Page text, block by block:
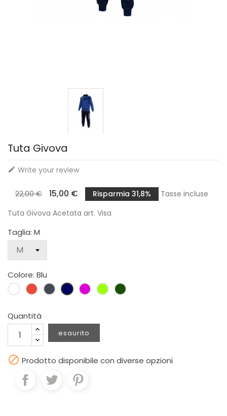
Tuta Givova
 Write your review
22,00 € 15,00 € Risparmia 31,8%
Tasse incluse
Tuta Givova Acetata art. Visa
Taglia: M
Colore: Blu
BiancoRossoNeroBlu ViolaFluo
Verde
Quantità
esaurito
 Prodotto disponibile con diverse opzioni